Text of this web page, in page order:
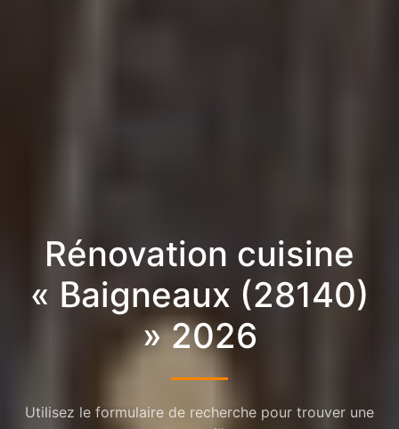
Rénovation cuisine
« Baigneaux (28140)
» 2026
Utilisez le formulaire de recherche pour trouver une